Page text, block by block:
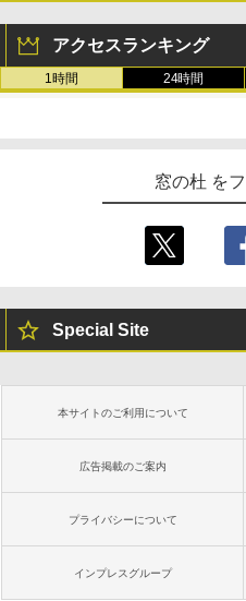
アクセスランキング
1時間 24時間
窓の杜 を
Special Site
本サイトのご利用について
広告掲載のご案内
プライバシーについて
インプレスグループ